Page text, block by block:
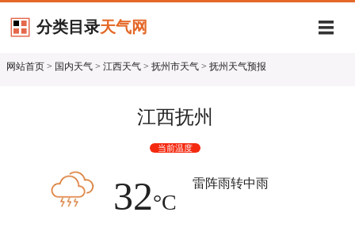
分类目录天气网
网站首页 > 国内天气 > 江西天气 > 抚州市天气 > 抚州天气预报
江西抚州
当前温度
32°C
雷阵雨转中雨